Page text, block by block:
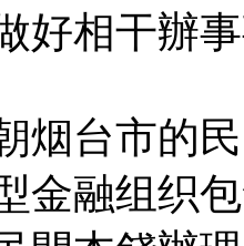
好相干辦
烟台市的
金融组织